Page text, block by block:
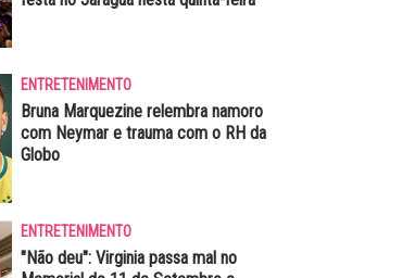
ENTRETENIMENTO
Bruna Marquezine relembra namoro
com Neymar e trauma com o RH da
Globo
ENTRETENIMENTO
"Não deu": Virginia passa mal no